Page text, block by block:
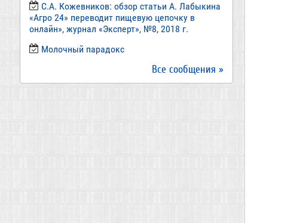
С.А. Кожевников: обзор статьи А. Лабыкина
«Агро 24» переводит пищевую цепочку в
онлайн», журнал «Эксперт», №8, 2018 г.
Молочный парадокс
Все сообщения »